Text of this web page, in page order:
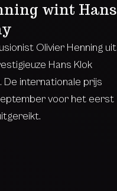
wint Hans
Olivier Henning uit
Hans Klok
De internationale prijs
voor het eerst